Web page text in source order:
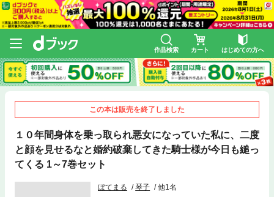
作品検索 カート はじめての方へ
この本は販売を終了しました
１０年間身体を乗っ取られ悪女になっていた私に、二度
と顔を見せるなと婚約破棄してきた騎士様が今日も縋っ
てくる 1～7巻セット
ぼてまる 琴子 他1名